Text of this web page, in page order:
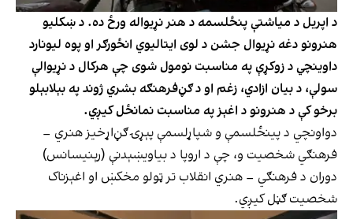
د اپریل د میاشتې پنځلسمه د هنر نړیواله ورځ ده. د ښکلیو
هنرونو دغه نړیوال جشن د لوی ایتالیوي انځورګر او پوه لیونارد
داوینچي د زوکړې په مناسبت نومول شوی چې هرکال د نړیوالې
سولې، د بیان ازادي، زغم او د ګڼ‌فرهنګه بشري ژوند په بېلابېلو
برخو کې د هنرونو د اغېز په مناسبت نمانځل کیږي.
دواونچي د پینځلسمې و شپاړلسمې پېړۍ ګڼ‌اړخیز هنري –
فرهنګي شخصیت و، چې د اروپا د بیاويښېدنې (رېنیسانس)
دوران د فرهنګي – هنري انقلاب تر ټولو مخکښ او اغېزناک
شخصیت ګڼل کیږي.